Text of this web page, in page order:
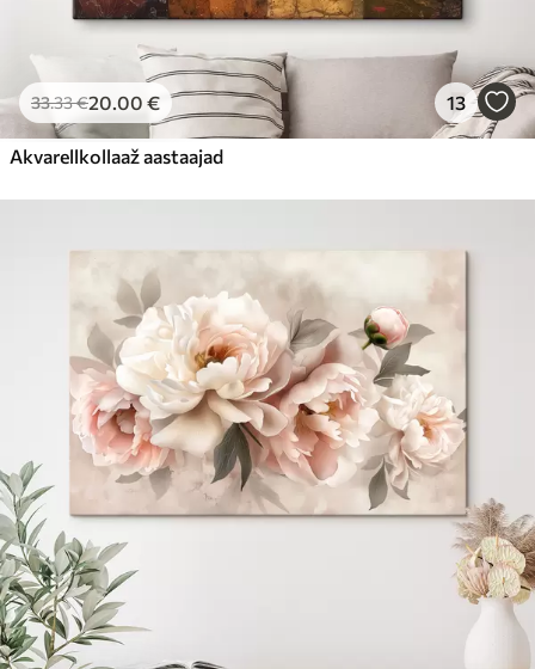
33.33€20.00 € 13
Akvarellkollaaž aastaajad